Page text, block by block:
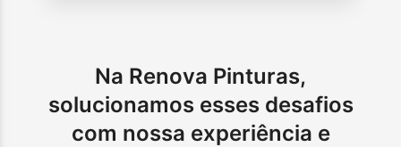
Na Renova Pinturas,
solucionamos esses desafios
com nossa experiência e